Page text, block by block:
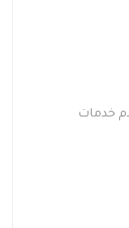
خدمات